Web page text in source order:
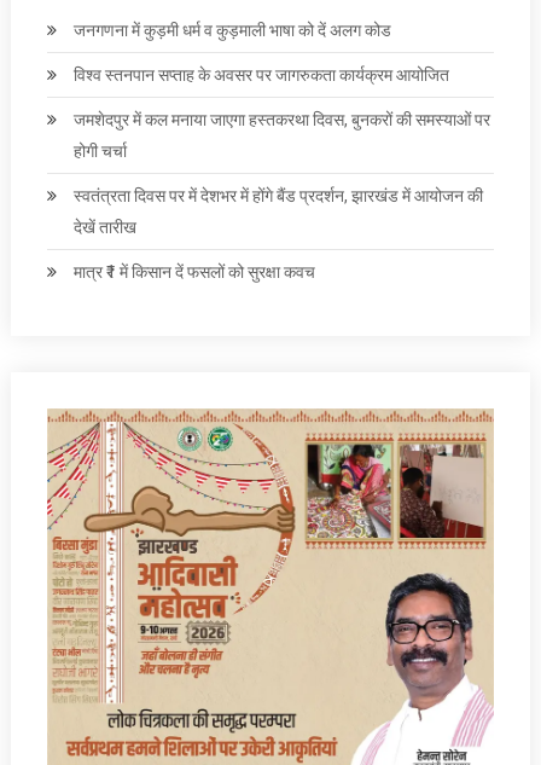
जनगणना में कुड़मी धर्म व कुड़माली भाषा को दें अलग कोड
विश्व स्तनपान सप्ताह के अवसर पर जागरुकता कार्यक्रम आयोजित
जमशेदपुर में कल मनाया जाएगा हस्तकरथा दिवस, बुनकरों की समस्याओं पर
होगी चर्चा
स्वतंत्रता दिवस पर में देशभर में होंगे बैंड प्रदर्शन, झारखंड में आयोजन की
देखें तारीख
मात्र ₹1 में किसान दें फसलों को सुरक्षा कवच